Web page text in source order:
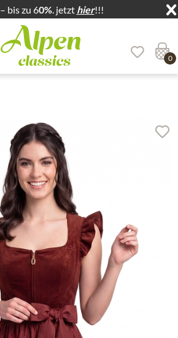
– bis zu 60%. jetzt hier!!!
Zum Hauptbereich springen
0